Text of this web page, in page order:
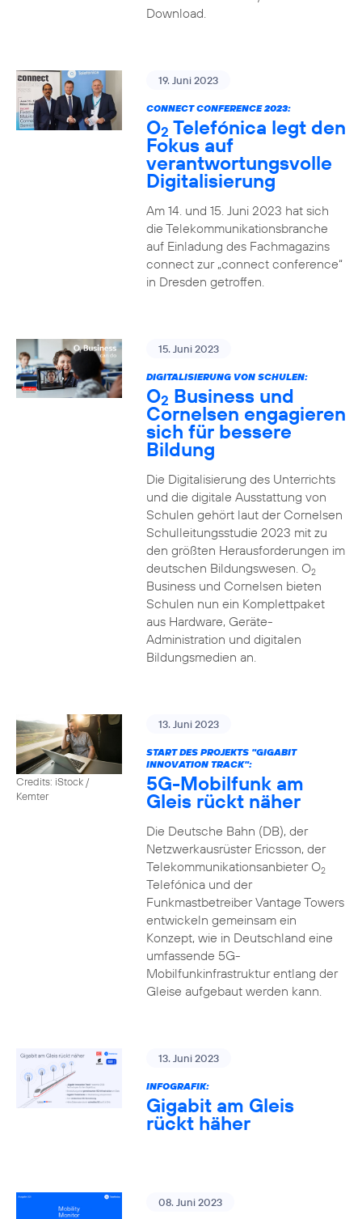
Download.
19. Juni 2023
CONNECT CONFERENCE 2023:
O2 Telefónica legt den
Fokus auf
verantwortungsvolle
Digitalisierung
Am 14. und 15. Juni 2023 hat sich
die Telekommunikationsbranche
auf Einladung des Fachmagazins
connect zur „connect conference“
in Dresden getroffen.
15. Juni 2023
DIGITALISIERUNG VON SCHULEN:
O2 Business und
Cornelsen engagieren
sich für bessere
Bildung
Die Digitalisierung des Unterrichts
und die digitale Ausstattung von
Schulen gehört laut der Cornelsen
Schulleitungsstudie 2023 mit zu
den größten Herausforderungen im
deutschen Bildungswesen. O2
Business und Cornelsen bieten
Schulen nun ein Komplettpaket
aus Hardware, Geräte-
Administration und digitalen
Bildungsmedien an.
Credits: iStock /
Kemter
13. Juni 2023
START DES PROJEKTS "GIGABIT
INNOVATION TRACK":
5G-Mobilfunk am
Gleis rückt näher
Die Deutsche Bahn (DB), der
Netzwerkausrüster Ericsson, der
Telekommunikationsanbieter O2
Telefónica und der
Funkmastbetreiber Vantage Towers
entwickeln gemeinsam ein
Konzept, wie in Deutschland eine
umfassende 5G-
Mobilfunkinfrastruktur entlang der
Gleise aufgebaut werden kann.
13. Juni 2023
INFOGRAFIK:
Gigabit am Gleis
rückt häher
08. Juni 2023